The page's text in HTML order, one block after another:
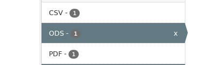
CSV- 1
ODS - 1
x
PDF- 1